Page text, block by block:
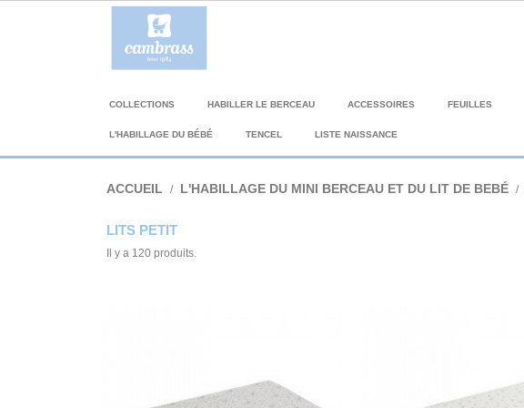
COLLECTIONS HABILLER LE BERCEAU ACCESSOIRES FEUILLES
L'HABILLAGE DU BÉBÉ TENCEL LISTE NAISSANCE
ACCUEIL L'HABILLAGE DU MINI BERCEAU ET DU LIT DE BEBÉ
LITS PETIT
Il y a 120 produits.